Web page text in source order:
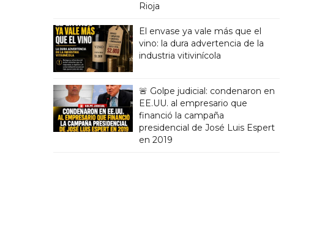
Rioja
El envase ya vale más que el
vino: la dura advertencia de la
industria vitivinícola
🚨 Golpe judicial: condenaron en
EE.UU. al empresario que
financió la campaña
presidencial de José Luis Espert
en 2019